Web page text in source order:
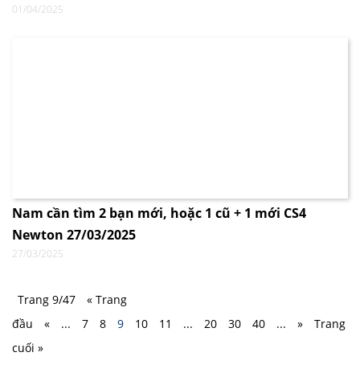
01/04/2025
Nam cần tìm 2 bạn mới, hoặc 1 cũ + 1 mới CS4
Newton 27/03/2025
27/03/2025
Trang 9/47
« Trang
đầu
« ... 7 8 9 10 11 ... 20 30 40 ... »
Trang
cuối »